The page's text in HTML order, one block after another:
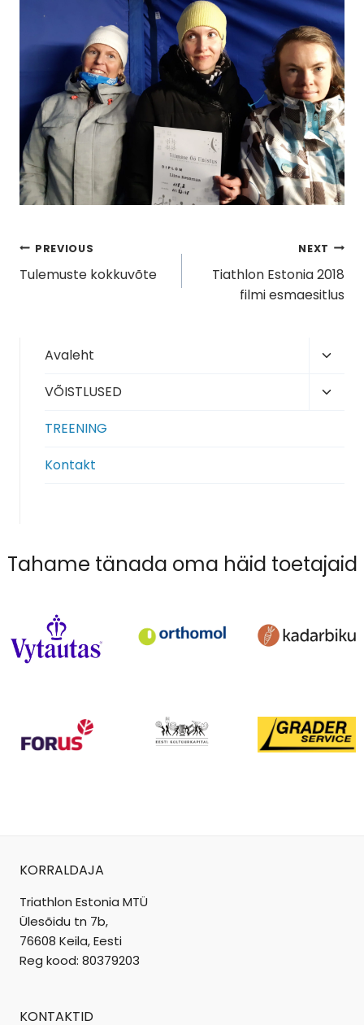
Navigeerimine
PREVIOUS
Tulemuste kokkuvõte
NEXT
Tiathlon Estonia 2018
filmi esmaesitlus
Avaleht
menu
VÕISTLUSED
TREENING
Kontakt
Tahame tänada oma häid toetajaid
KORRALDAJA
Triathlon Estonia MTÜ
Ülesõidu tn 7b,
76608 Keila, Eesti
Reg kood: 80379203
KONTAKTID